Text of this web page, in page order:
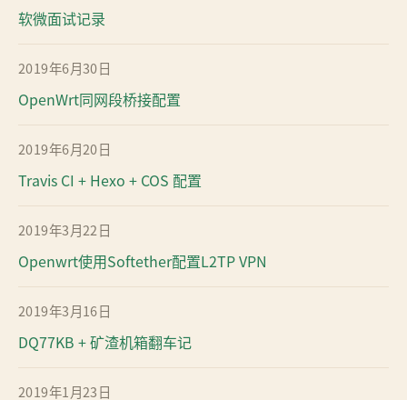
软微面试记录
2019年6月30日
OpenWrt同网段桥接配置
2019年6月20日
Travis CI + Hexo + COS 配置
2019年3月22日
Openwrt使用Softether配置L2TP VPN
2019年3月16日
DQ77KB + 矿渣机箱翻车记
2019年1月23日